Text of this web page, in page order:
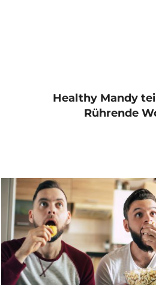
Healthy Mandy
Rührende